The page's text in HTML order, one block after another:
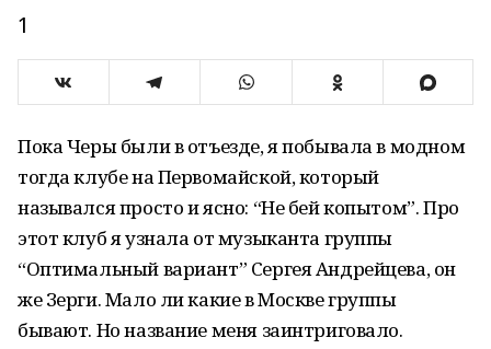
1
Пока Черы были в отъезде, я побывала в модном
тогда клубе на Первомайской, который
назывался просто и ясно: “Не бей копытом”. Про
этот клуб я узнала от музыканта группы
“Оптимальный вариант” Сергея Андрейцева, он
же Зерги. Мало ли какие в Москве группы
бывают. Но название меня заинтриговало.